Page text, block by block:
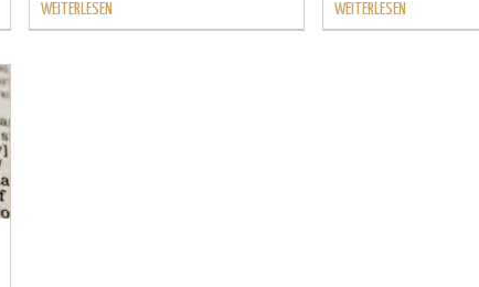
WEITERLESEN WEITERLESEN